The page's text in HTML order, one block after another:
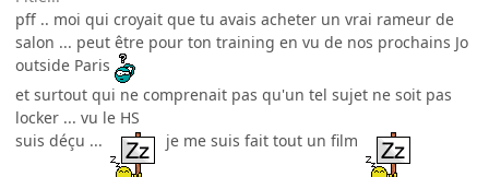
pff .. moi qui croyait que tu avais acheter un vrai rameur de
salon ... peut être pour ton training en vu de nos prochains Jo
outside Paris
et surtout qui ne comprenait pas qu'un tel sujet ne soit pas
locker ... vu le HS
suis déçu ...
je me suis fait tout un film